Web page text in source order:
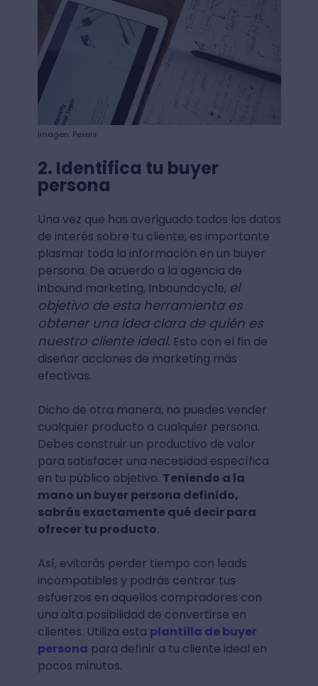
Imagen: Pexels
2. Identifica tu buyer
persona
Una vez que has averiguado todos los datos
de interés sobre tu cliente, es importante
plasmar toda la información en un buyer
persona. De acuerdo a la agencia de
inbound marketing, Inboundcycle, el
objetivo de esta herramienta es
obtener una idea clara de quién es
nuestro cliente ideal. Esto con el fin de
diseñar acciones de marketing más
efectivas.
Dicho de otra manera, no puedes vender
cualquier producto a cualquier persona.
Debes construir un productivo de valor
para satisfacer una necesidad específica
en tu público objetivo. Teniendo a la
mano un buyer persona definido,
sabrás exactamente qué decir para
ofrecer tu producto.
Así, evitarás perder tiempo con leads
incompatibles y podrás centrar tus
esfuerzos en aquellos compradores con
una alta posibilidad de convertirse en
clientes. Utiliza esta plantilla de buyer
persona para definir a tu cliente ideal en
pocos minutos.